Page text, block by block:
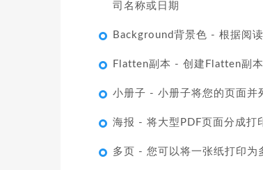
司名称或日期
Background背景色 - 根据阅
Flatten副本 - 创建Flatten副
小册子 - 小册子将您的页面并
海报 - 将大型PDF页面分成打
多页 - 您可以将一张纸打印为